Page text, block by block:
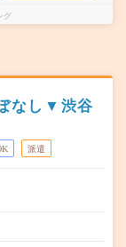
グ
なし▼渋谷
派遣